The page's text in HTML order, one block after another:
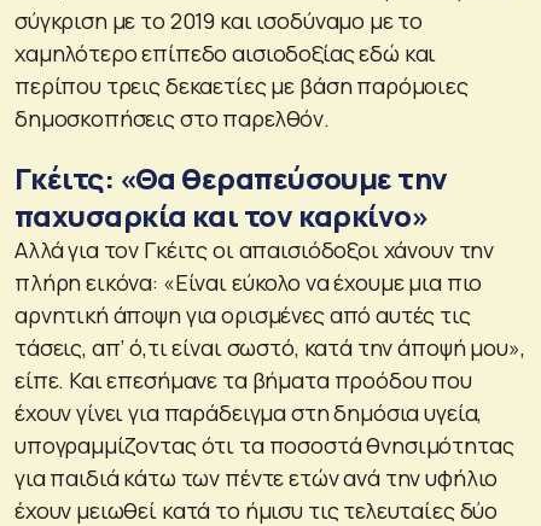
σύγκριση με το 2019 και ισοδύναμο με το
χαμηλότερο επίπεδο αισιοδοξίας εδώ και
περίπου τρεις δεκαετίες με βάση παρόμοιες
δημοσκοπήσεις στο παρελθόν.
Γκέιτς: «Θα θεραπεύσουμε την
παχυσαρκία και τον καρκίνο»
Αλλά για τον Γκέιτς οι απαισιόδοξοι χάνουν την
πλήρη εικόνα: «Είναι εύκολο να έχουμε μια πιο
αρνητική άποψη για ορισμένες από αυτές τις
τάσεις, απ’ ό,τι είναι σωστό, κατά την άποψή μου»,
είπε. Και επεσήμανε τα βήματα προόδου που
έχουν γίνει για παράδειγμα στη δημόσια υγεία,
υπογραμμίζοντας ότι τα ποσοστά θνησιμότητας
για παιδιά κάτω των πέντε ετών ανά την υφήλιο
έχουν μειωθεί κατά το ήμισυ τις τελευταίες δύο